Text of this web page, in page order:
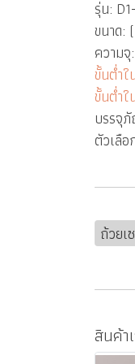
รุ่น:
ขนาด:
ความ
ขั้นต่ำ
ขั้นต่ำ
บรรจุ
ตัวเลื
ถ้วยเ
สินค้า